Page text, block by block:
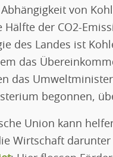
von
Hälfte der CO2-
des Landes ist
das
das
begonnen,
Union kann
Wirtschaft